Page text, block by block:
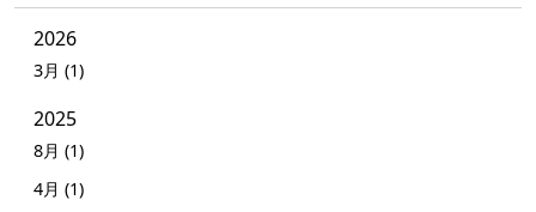
2026
3月 (1)
2025
8月 (1)
4月 (1)